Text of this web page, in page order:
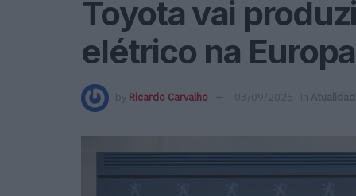
Toyota vai
elétrico na Europa
by Ricardo Carvalho 03/09/2025 in